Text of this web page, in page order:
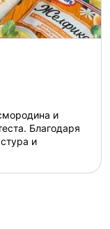
и
Благодаря
и